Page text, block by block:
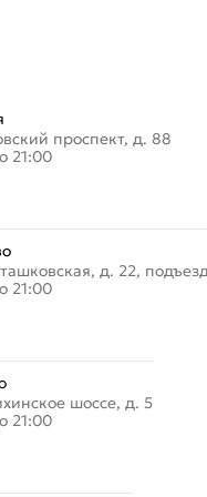
проспект, д. 88
21:00
д. 22,
21:00
шоссе, д. 5
21:00